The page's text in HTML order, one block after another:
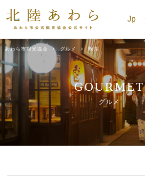
あわら市観光協会 グルメ 喫茶
GOURMET
グルメ